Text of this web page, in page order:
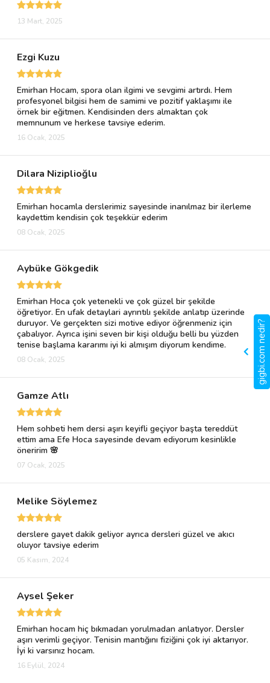
13 Mart, 2025
Ezgi Kuzu
Emirhan Hocam, spora olan ilgimi ve sevgimi artırdı. Hem
profesyonel bilgisi hem de samimi ve pozitif yaklaşımı ile
örnek bir eğitmen. Kendisinden ders almaktan çok
memnunum ve herkese tavsiye ederim.
16 Ocak, 2025
Dilara Niziplioğlu
Emirhan hocamla derslerimiz sayesinde inanılmaz bir ilerleme
kaydettim kendisin çok teşekkür ederim
08 Ocak, 2025
Aybüke Gökgedik
Emirhan Hoca çok yetenekli ve çok güzel bir şekilde
öğretiyor. En ufak detaylari ayrıntılı şekilde anlatıp üzerinde
duruyor. Ve gerçekten sizi motive ediyor öğrenmeniz için
çabalıyor. Ayrıca işini seven bir kişi olduğu belli bu yüzden
tenise başlama kararımı iyi ki almışım diyorum kendime.
08 Ocak, 2025
Gamze Atlı
Hem sohbeti hem dersi aşırı keyifli geçiyor başta tereddüt
ettim ama Efe Hoca sayesinde devam ediyorum kesinlikle
öneririm 🌸
07 Ocak, 2025
Melike Söylemez
derslere gayet dakik geliyor ayrıca dersleri güzel ve akıcı
oluyor tavsiye ederim
05 Kasım, 2024
Aysel Şeker
Emirhan hocam hiç bıkmadan yorulmadan anlatıyor. Dersler
aşırı verimli geçiyor. Tenisin mantığını fiziğini çok iyi aktarıyor.
İyi ki varsınız hocam.
16 Eylül, 2024
gigbi.com nedir?